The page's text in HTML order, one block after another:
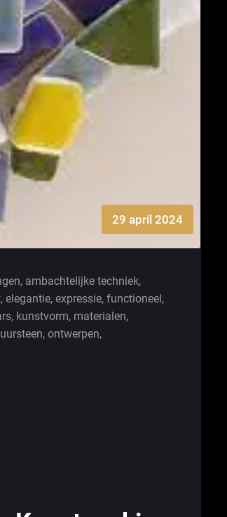
29 april 2024
, ambachtelijke techniek,
, elegantie, expressie, functioneel,
, kunstvorm, materialen,
, ontwerpen,